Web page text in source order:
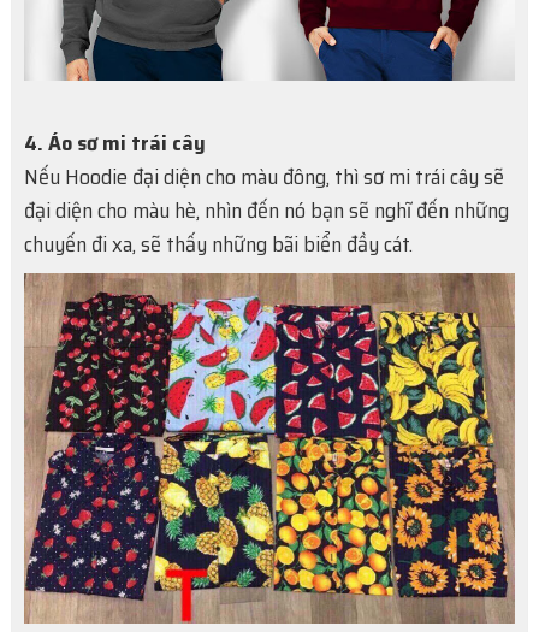
4. Áo sơ mi trái cây
Nếu Hoodie đại diện cho màu đông, thì sơ mi trái cây sẽ
đại diện cho màu hè, nhìn đến nó bạn sẽ nghĩ đến những
chuyến đi xa, sẽ thấy những bãi biển đầy cát.